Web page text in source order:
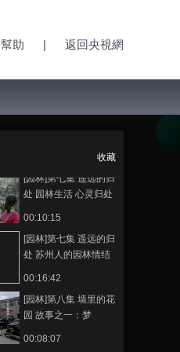
幫助 | 返回央視網
收藏
[园林]第七集 遥远的归
[园林]第七集 遥远的归
处 园林生活 心灵归处
00:10:15
[园林]第七集 遥远的归
处 苏州人的园林情结
00:16:42
[园林]第八集 墙里的花
园 故事之一：梦
00:08:07